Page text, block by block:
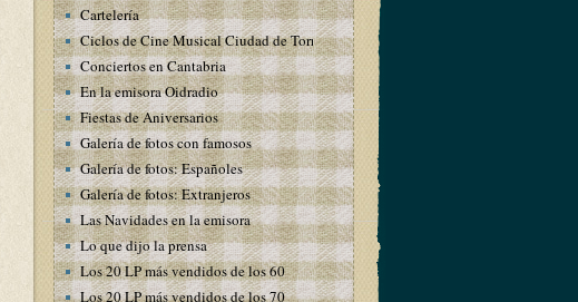
Cartelería
Ciclos de Cine Musical Ciudad de Torrelavega
Conciertos en Cantabria
En la emisora Oidradio
Fiestas de Aniversarios
Galería de fotos con famosos
Galería de fotos: Españoles
Galería de fotos: Extranjeros
Las Navidades en la emisora
Lo que dijo la prensa
Los 20 LP más vendidos de los 60
Los 20 LP más vendidos de los 70